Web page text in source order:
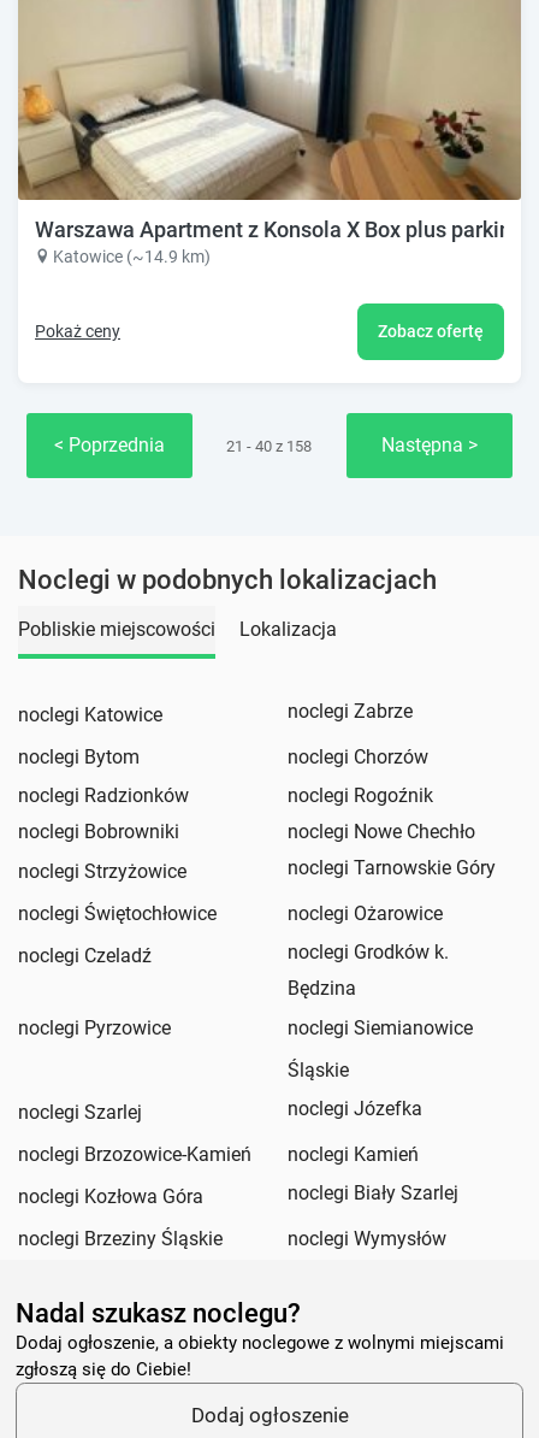
Warszawa Apartment z Konsola X Box plus parking
Katowice (~14.9 km)
Pokaż ceny Zobacz ofertę
Poprzednia 21 - 40 z 158 Następna
Noclegi w podobnych lokalizacjach
Pobliskie miejscowości Lokalizacja
noclegi Katowice
noclegi Zabrze
noclegi Bytom
noclegi Chorzów
noclegi Radzionków
noclegi Rogoźnik
noclegi Bobrowniki
noclegi Nowe Chechło
noclegi Strzyżowice
noclegi Tarnowskie Góry
noclegi Świętochłowice
noclegi Ożarowice
noclegi Czeladź
noclegi Grodków k.
Będzina
noclegi Pyrzowice
noclegi Siemianowice
Śląskie
noclegi Szarlej
noclegi Józefka
noclegi Brzozowice-Kamień
noclegi Kamień
noclegi Kozłowa Góra
noclegi Biały Szarlej
noclegi Brzeziny Śląskie
noclegi Wymysłów
Nadal szukasz noclegu?
Dodaj ogłoszenie, a obiekty noclegowe z wolnymi miejscami
zgłoszą się do Ciebie!
Dodaj ogłoszenie